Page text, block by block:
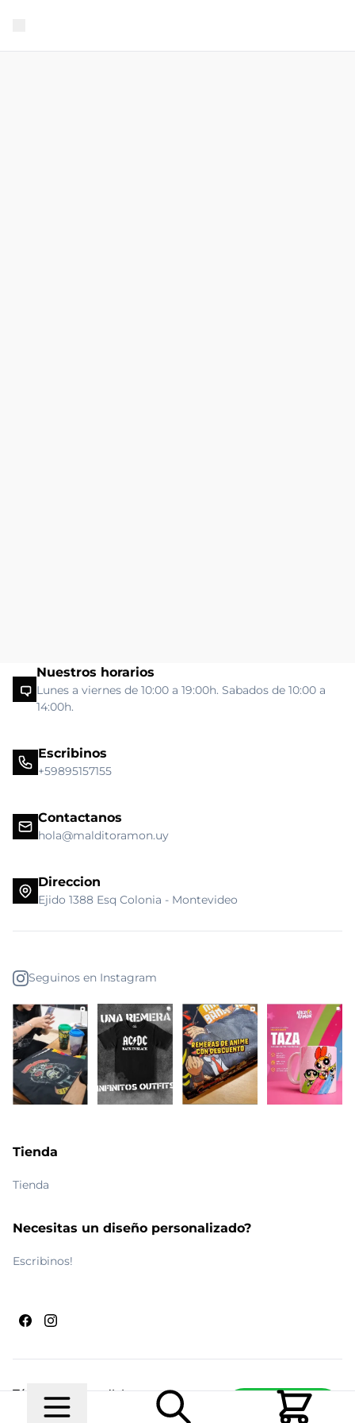
Escribinos
Nuestros horarios
Lunes a viernes de 10:00 a 19:00h. Sabados de 10:00 a
14:00h.
Escribinos
+59895157155
Contactanos
hola@malditoramon.uy
Direccion
Ejido 1388 Esq Colonia - Montevideo
Seguinos en Instagram
Tienda
Tienda
Necesitas un diseño personalizado?
Escribinos!
© 2026 Maldito RamónRealizado por Ecwid de
Términos y condiciones